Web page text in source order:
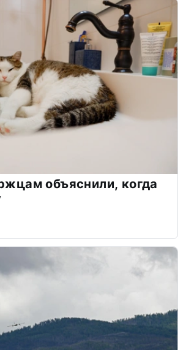
объяснили, когда